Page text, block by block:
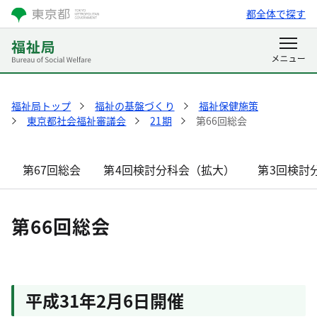
都全体で探す
福祉局トップ 福祉の基盤づくり
福祉保健施策
東京都社会福祉審議会
21期 第66回総会
第67回総会 第4回検討分科会（拡大） 第3回検討
第66回総会
平成31年2月6日開催